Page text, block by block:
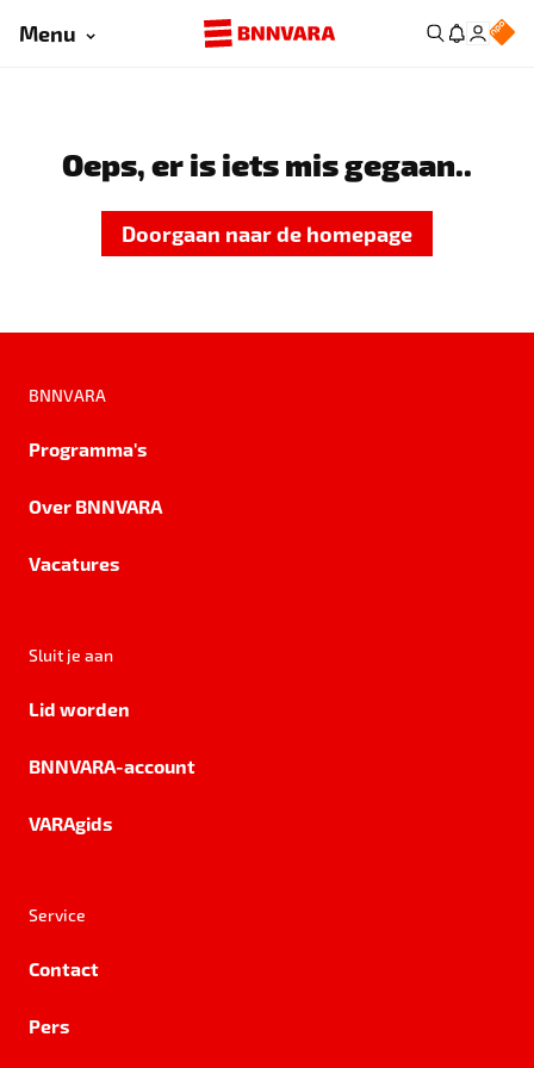
Menu
Oeps, er is iets mis gegaan..
Doorgaan naar de homepage
BNNVARA
Programma's
Over BNNVARA
Vacatures
Sluit je aan
Lid worden
BNNVARA-account
VARAgids
Service
Contact
Pers